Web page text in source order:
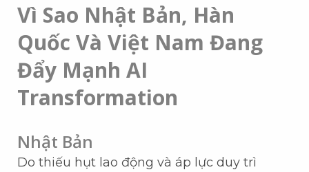
Vì Sao Nhật Bản, Hàn
Quốc Và Việt Nam Đang
Đẩy Mạnh AI
Transformation
Nhật Bản
Do thiếu hụt lao động và áp lực duy trì